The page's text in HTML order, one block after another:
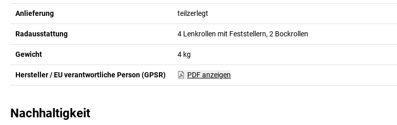
Anlieferung teilzerlegt
Radausstattung 4 Lenkrollen mit Feststellern, 2 Bockrollen
Gewicht 4 kg
Hersteller / EU verantwortliche Person (GPSR) PDF anzeigen
Nachhaltigkeit